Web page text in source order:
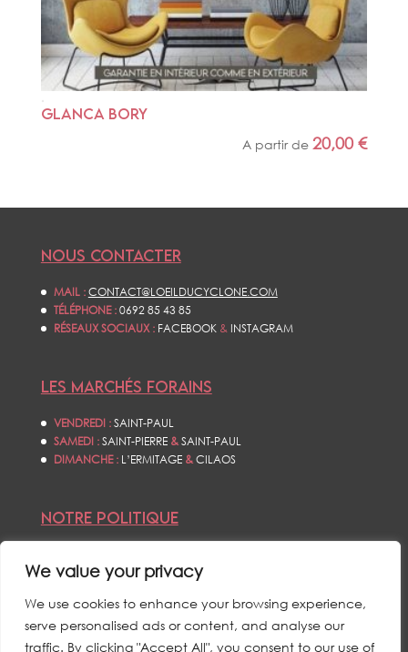
We value your privacy
We use cookies to enhance your browsing experience,
serve personalised ads or content, and analyse our
traffic. By clicking "Accept All", you consent to our use of
GLANCA BORY
A partir de 20,00€
NOUS CONTACTER
MAIL :CONTACT@LOEILDUCYCLONE.COM
TÉLÉPHONE :0692 85 43 85
RÉSEAUX SOCIAUX : FACEBOOK& INSTAGRAM
LES MARCHÉS FORAINS
VENDREDI :SAINT-PAUL
SAMEDI :SAINT-PIERRE&SAINT-PAUL
DIMANCHE : L’ERMITAGE &CILAOS
NOTRE POLITIQUE
POLITIQUE DE CONFIDENTIALITÉS